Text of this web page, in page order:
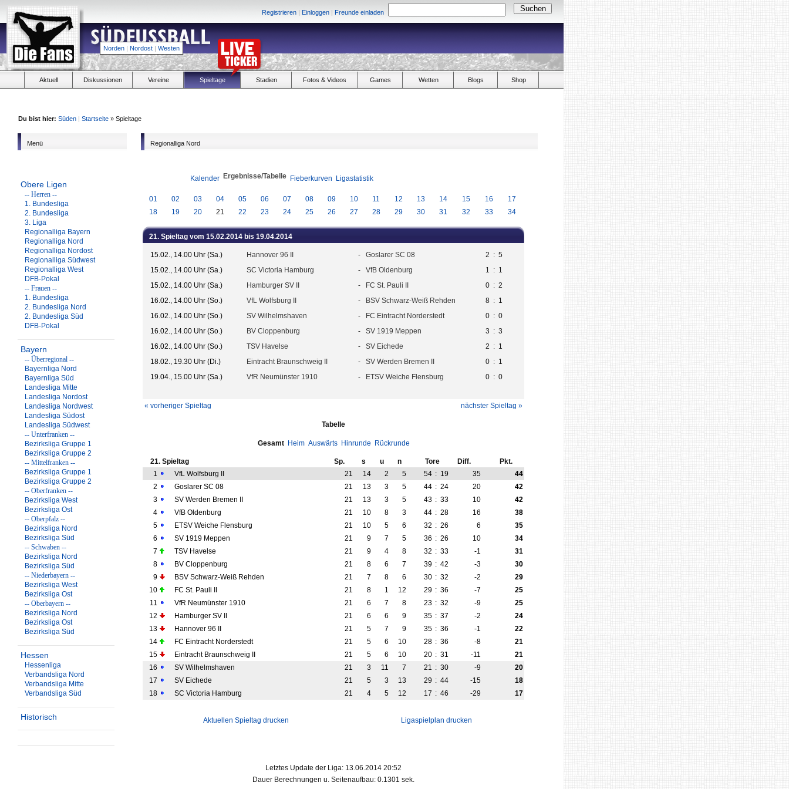
Registrieren | Einloggen | Freunde einladen
Norden | Nordost | Westen
Aktuell Diskussionen Vereine Spieltage Stadien Fotos & Videos Games Wetten Blogs Shop
Du bist hier: Süden | Startseite » Spieltage
Menü
Obere Ligen
-- Herren --
1. Bundesliga
2. Bundesliga
3. Liga
Regionalliga Bayern
Regionalliga Nord
Regionalliga Nordost
Regionalliga Südwest
Regionalliga West
DFB-Pokal
-- Frauen --
1. Bundesliga
2. Bundesliga Nord
2. Bundesliga Süd
DFB-Pokal
Bayern
-- Überregional --
Bayernliga Nord
Bayernliga Süd
Landesliga Mitte
Landesliga Nordost
Landesliga Nordwest
Landesliga Südost
Landesliga Südwest
-- Unterfranken --
Bezirksliga Gruppe 1
Bezirksliga Gruppe 2
-- Mittelfranken --
Bezirksliga Gruppe 1
Bezirksliga Gruppe 2
-- Oberfranken --
Bezirksliga West
Bezirksliga Ost
-- Oberpfalz --
Bezirksliga Nord
Bezirksliga Süd
-- Schwaben --
Bezirksliga Nord
Bezirksliga Süd
-- Niederbayern --
Bezirksliga West
Bezirksliga Ost
-- Oberbayern --
Bezirksliga Nord
Bezirksliga Ost
Bezirksliga Süd
Hessen
Hessenliga
Verbandsliga Nord
Verbandsliga Mitte
Verbandsliga Süd
Historisch
Regionalliga Nord
Kalender Ergebnisse/Tabelle Fieberkurven Ligastatistik
01 02 03 04 05 06 07 08 09 10 11 12 13 14 15 16
17
18
19 20 21 22 23 24 25 26 27 28 29 30 31 32 33 34
21. Spieltag vom 15.02.2014 bis 19.04.2014
15.02., 14.00 Uhr (Sa.) Hannover 96 II - Goslarer SC 08 2 : 5
15.02., 14.00 Uhr (Sa.)
SC Victoria Hamburg - VfB Oldenburg 1 : 1
15.02., 14.00 Uhr (Sa.)
Hamburger SV II - FC St. Pauli II 0 : 2
16.02., 14.00 Uhr (So.)
VfL Wolfsburg II - BSV Schwarz-Weiß Rehden 8 : 1
16.02., 14.00 Uhr (So.)
SV Wilhelmshaven - FC Eintracht Norderstedt 0 : 0
16.02., 14.00 Uhr (So.)
BV Cloppenburg - SV 1919 Meppen 3 : 3
16.02., 14.00 Uhr (So.)
TSV Havelse - SV Eichede 2 : 1
18.02., 19.30 Uhr (Di.)
Eintracht Braunschweig II - SV Werden Bremen II 0 : 1
19.04., 15.00 Uhr (Sa.)
VfR Neumünster 1910 - ETSV Weiche Flensburg 0 : 0
« vorheriger Spieltag nächster Spieltag »
Tabelle
Gesamt Heim Auswärts Hinrunde Rückrunde
21. Spieltag Sp. s u n Tore Diff.
Pkt.
1
VfL Wolfsburg II 21 14 2 5 54 : 19 35
44
2
Goslarer SC 08 21 13 3 5 44 : 24 20
42
3
SV Werden Bremen II 21 13 3 5 43 : 33 10
42
4
VfB Oldenburg 21 10 8 3 44 : 28 16
38
5
ETSV Weiche Flensburg 21 10 5 6 32 : 26 6
35
6
SV 1919 Meppen 21 9 7 5 36 : 26 10
34
7
TSV Havelse 21 9 4 8 32 : 33 -1
31
8
BV Cloppenburg 21 8 6 7 39 : 42 -3
30
9
BSV Schwarz-Weiß Rehden 21 7 8 6 30 : 32 -2
29
10
FC St. Pauli II 21 8 1 12 29 : 36 -7
25
11
VfR Neumünster 1910 21 6 7 8 23 : 32 -9
25
12
Hamburger SV II 21 6 6 9 35 : 37 -2
24
13
Hannover 96 II 21 5 7 9 35 : 36 -1
22
14
FC Eintracht Norderstedt 21 5 6 10 28 : 36 -8
21
15
Eintracht Braunschweig II 21 5 6 10 20 : 31 -11
21
16
SV Wilhelmshaven 21 3 11 7 21 : 30 -9
20
17
SV Eichede 21 5 3 13 29 : 44 -15
18
18
SC Victoria Hamburg 21 4 5 12 17 : 46 -29 17
Aktuellen Spieltag drucken Ligaspielplan drucken
Letztes Update der Liga: 13.06.2014 20:52
Dauer Berechnungen u. Seitenaufbau: 0.1301 sek.